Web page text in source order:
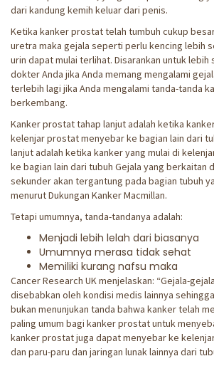
dari kandung kemih keluar dari penis.
Ketika kanker prostat telah tumbuh cukup
uretra maka gejala seperti perlu kencing lebih
urin dapat mulai terlihat. Disarankan untuk lebih
dokter Anda jika Anda memang mengalami
terlebih lagi jika Anda mengalami tanda-tanda
berkembang.
Kanker prostat tahap lanjut adalah ketika
kelenjar prostat menyebar ke bagian lain dari
lanjut adalah ketika kanker yang mulai di
ke bagian lain dari tubuh Gejala yang berkaitan
sekunder akan tergantung pada bagian tubuh
menurut Dukungan Kanker Macmillan.
Tetapi umumnya, tanda-tandanya adalah:
Menjadi lebih lelah dari biasanya
Umumnya merasa tidak sehat
Memiliki kurang nafsu maka
Cancer Research UK menjelaskan: “Gejala-
disebabkan oleh kondisi medis lainnya
bukan menunjukan tanda bahwa kanker telah
paling umum bagi kanker prostat untuk
kanker prostat juga dapat menyebar ke
dan paru-paru dan jaringan lunak lainnya dari